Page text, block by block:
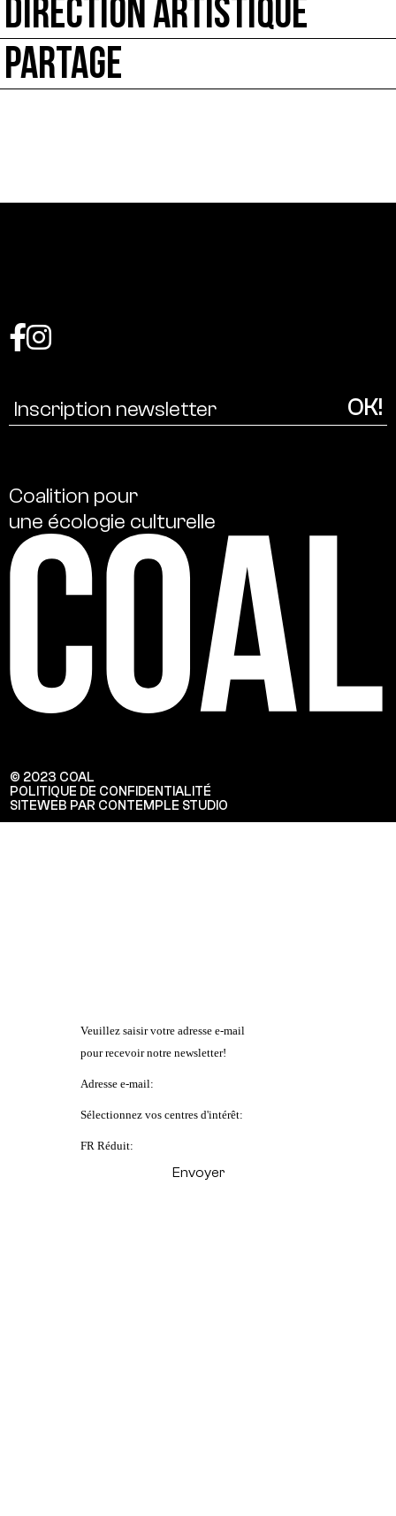
DIRECTION ARTISTIQUE
PARTAGE
Coalition pour
une écologie culturelle
© 2023 COAL
POLITIQUE DE CONFIDENTIALITÉ
SITEWEB PAR CONTEMPLE STUDIO
Veuillez saisir votre adresse e-mail
pour recevoir notre newsletter!
Adresse e-mail:
Sélectionnez vos centres d'intérêt:
FR Réduit: